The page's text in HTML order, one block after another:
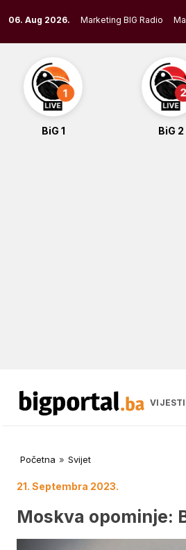
to
content
06. Aug 2026. Marketing BIG Radio
BiG 1 BiG 2
VIJESTI
Početna » Svijet
21. Septembra 2023.
Moskva opominje: